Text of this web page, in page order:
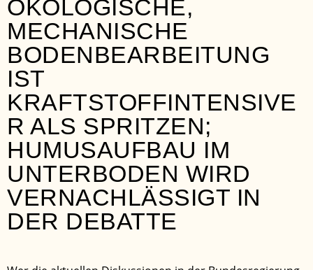
ÖKOLOGISCHE,
MECHANISCHE
BODENBEARBEITUNG
IST
KRAFTSTOFFINTENSIVE
R ALS SPRITZEN;
HUMUSAUFBAU IM
UNTERBODEN WIRD
VERNACHLÄSSIGT IN
DER DEBATTE